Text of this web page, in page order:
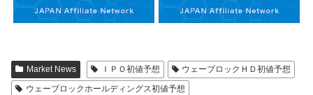
Market News ＩＰＯ初値予想
ウェーブロックＨＤ初値予想
ウェーブロックホールディングス初値予想